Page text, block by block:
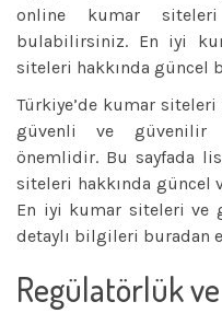
online kumar
bulabilirsiniz. En iyi
siteleri hakkında
Türkiye’de kumar
güvenli ve güvenilir
önemlidir. Bu sayfada
siteleri hakkında
En iyi kumar siteleri ve
detaylı bilgileri buradan
Regülatörlük